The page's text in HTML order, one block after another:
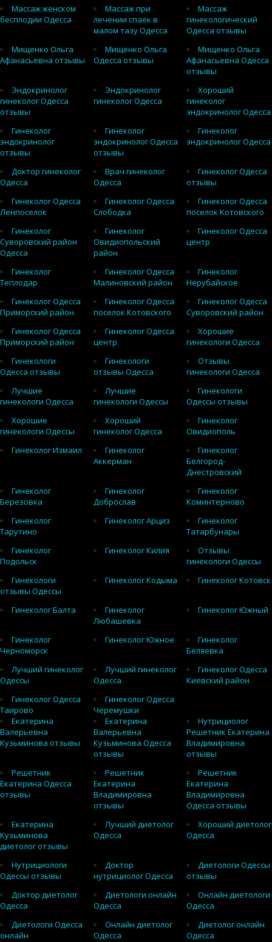
Массаж женском
бесплодии Одесса
Массаж при
лечении спаек в
малом тазу Одесса
Массаж
гинекологический
Одесса отзывы
Мищенко Ольга
Афанасьевна отзывы
Мищенко Ольга
Одесса отзывы
Мищенко Ольга
Афанасьевна Одесса
отзывы
Эндокринолог
гинеколог Одесса
отзывы
Эндокринолог
гинеколог Одесса
Хороший
гинеколог
эндокринолог Одесса
Гинеколог
эндокринолог
отзывы
Гинеколог
эндокринолог Одесса
отзывы
Гинеколог
эндокринолог Одесса
Доктор гинеколог
Одесса
Врач гинеколог
Одесса
Гинеколог Одесса
отзывы
Гинеколог Одесса
Ленпоселок
Гинеколог Одесса
Слободка
Гинеколог Одесса
поселок Котовского
Гинеколог
Суворовский район
Одесса
Гинеколог
Овидиопольский
район
Гинеколог Одесса
центр
Гинеколог
Теплодар
Гинеколог Одесса
Малиновский район
Гинеколог
Нерубайское
Гинеколог Одесса
Приморский район
Гинеколог Одесса
поселок Котовского
Гинеколог Одесса
Суворовский район
Гинеколог Одесса
Приморский район
Гинеколог Одесса
центр
Хорошие
гинекологи Одесса
Гинекологи
Одесса отзывы
Гинекологи
отзывы Одесса
Отзывы
гинекологи Одесса
Лучшие
гинекологи Одесса
Лучшие
гинекологи Одессы
Гинекологи
Одессы отзывы
Хорошие
гинекологи Одессы
Хороший
гинеколог Одесса
Гинеколог
Овидиополь
Гинеколог Измаил
Гинеколог
Аккерман
Гинеколог
Белгород-
Днестровский
Гинеколог
Березовка
Гинеколог
Доброслав
Гинеколог
Коминтерново
Гинеколог
Тарутино
Гинеколог Арциз
Гинеколог
Татарбунары
Гинеколог
Подольск
Гинеколог Килия
Отзывы
гинекологи Одессы
Гинекологи
отзывы Одессы
Гинеколог Кодыма Гинеколог Котовск
Гинеколог Балта
Гинеколог
Любашевка
Гинеколог Южный
Гинеколог
Черноморск
Гинеколог Южное
Гинеколог
Беляевка
Лучший гинеколог
Одессы
Лучший гинеколог
Одесса
Гинеколог Одесса
Киевский район
Гинеколог Одесса
Таирово
Гинеколог Одесса
Черемушки
Екатерина
Валерьевна
Кузьминова отзывы
Екатерина
Валерьевна
Кузьминова Одесса
отзывы
Нутрициолог
Решетник Екатерина
Владимировна
отзывы
Решетник
Екатерина Одесса
отзывы
Решетник
Екатерина
Владимировна
отзывы
Решетник
Екатерина
Владимировна
Одесса отзывы
Екатерина
Кузьминова
диетолог отзывы
Лучший диетолог
Одесса
Хороший диетолог
Одесса
Нутрициологи
Одессы отзывы
Доктор
нутрициолог Одесса
Диетологи Одессы
отзывы
Доктор диетолог
Одесса
Диетологи онлайн
Одесса
Онлайн диетологи
Одесса
Диетологи Одесса
онлайн
Онлайн диетолог
Одесса
Диетолог онлайн
Одесса